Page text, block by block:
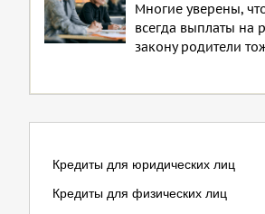
Многие уверены,
всегда выплаты на
закону родители
Кредиты для юридических лиц
Кредиты для физических лиц